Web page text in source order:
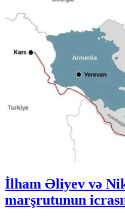
İlham Əliyev və
marşrutunun